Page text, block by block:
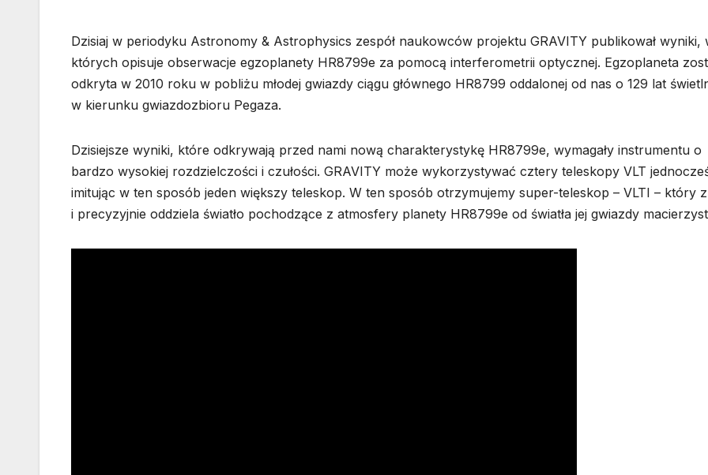
Dzisiaj w periodyku Astronomy & Astrophysics zespół naukowców projektu GRAVITY publikował wyniki,
których opisuje obserwacje egzoplanety HR8799e za pomocą interferometrii optycznej. Egzoplaneta
odkryta w 2010 roku w pobliżu młodej gwiazdy ciągu głównego HR8799 oddalonej od nas o 129 lat
w kierunku gwiazdozbioru Pegaza.
Dzisiejsze wyniki, które odkrywają przed nami nową charakterystykę HR8799e, wymagały instrumentu o
bardzo wysokiej rozdzielczości i czułości. GRAVITY może wykorzystywać cztery teleskopy VLT
imitując w ten sposób jeden większy teleskop. W ten sposób otrzymujemy super-teleskop – VLTI – który
i precyzyjnie oddziela światło pochodzące z atmosfery planety HR8799e od światła jej gwiazdy